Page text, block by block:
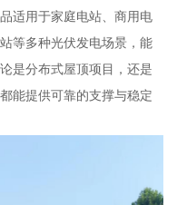
适用于家庭电站、商用电
等多种光伏发电场景，能
是分布式屋顶项目，还是
能提供可靠的支撑与稳定